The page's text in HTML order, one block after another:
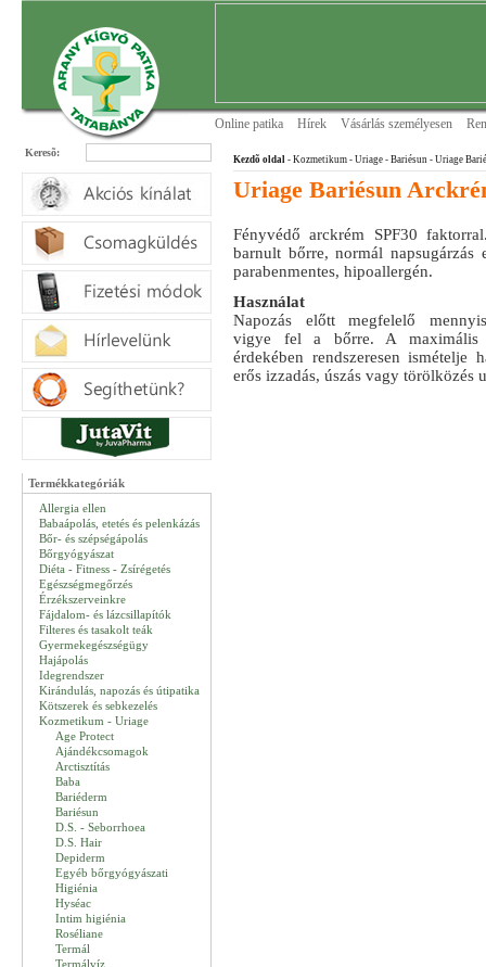
Online patika Hírek Vásárlás személyesen
Keresõ:
Termékkategóriák
Allergia ellen
Babaápolás, etetés és pelenkázás
Bőr- és szépségápolás
Bőrgyógyászat
Diéta - Fitness - Zsírégetés
Egészségmegőrzés
Érzékszerveinkre
Fájdalom- és lázcsillapítók
Filteres és tasakolt teák
Gyermekegészségügy
Hajápolás
Idegrendszer
Kirándulás, napozás és útipatika
Kötszerek és sebkezelés
Kozmetikum - Uriage
Age Protect
Ajándékcsomagok
Arctisztítás
Baba
Bariéderm
Bariésun
D.S. - Seborrhoea
D.S. Hair
Depiderm
Egyéb bőrgyógyászati
Higiénia
Hyséac
Intim higiénia
Roséliane
Termál
Termálvíz
Kezdõ oldal - Kozmetikum - Uriage - Bariésun - Uriage
Uriage Bariésun
Fényvédő arckrém SPF30
barnult bőrre, normál napsugárzás
parabenmentes, hipoallergén.
Használat
Napozás előtt megfelelő
vigye fel a bőrre. A maximális
érdekében rendszeresen ismételje
erős izzadás, úszás vagy törölközés